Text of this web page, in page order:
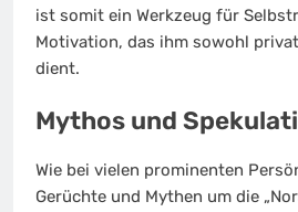
ist somit ein Werkzeug für
Motivation, das ihm sowohl
dient.
Mythos und
Wie bei vielen prominenten
Gerüchte und Mythen um die